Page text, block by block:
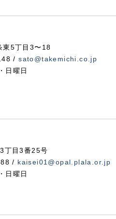
5丁目3〜18
/sato@takemichi.co.jp
日曜日
丁目3番25号
/ kaisei01@opal.plala.or.jp
日曜日